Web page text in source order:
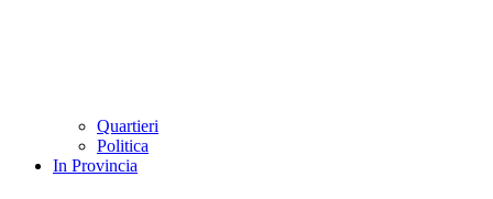
Quartieri
Politica
In Provincia